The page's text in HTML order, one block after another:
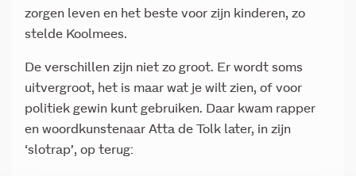
zorgen leven en het beste voor zijn kinderen, zo
stelde Koolmees.
De verschillen zijn niet zo groot. Er wordt soms
uitvergroot, het is maar wat je wilt zien, of voor
politiek gewin kunt gebruiken. Daar kwam rapper
en woordkunstenaar Atta de Tolk later, in zijn
‘slotrap’, op terug: